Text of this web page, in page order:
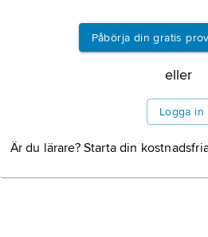
Påbörja din gratis
eller
Logga in
Är du lärare? Starta din